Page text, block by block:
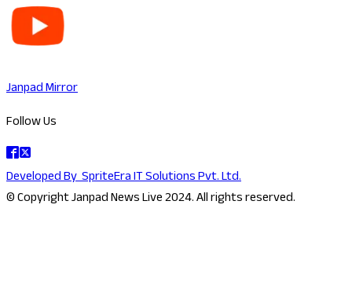
Janpad Mirror
Follow Us
Developed BySpriteEra IT Solutions Pvt. Ltd.
© Copyright Janpad News Live 2024. All rights reserved.